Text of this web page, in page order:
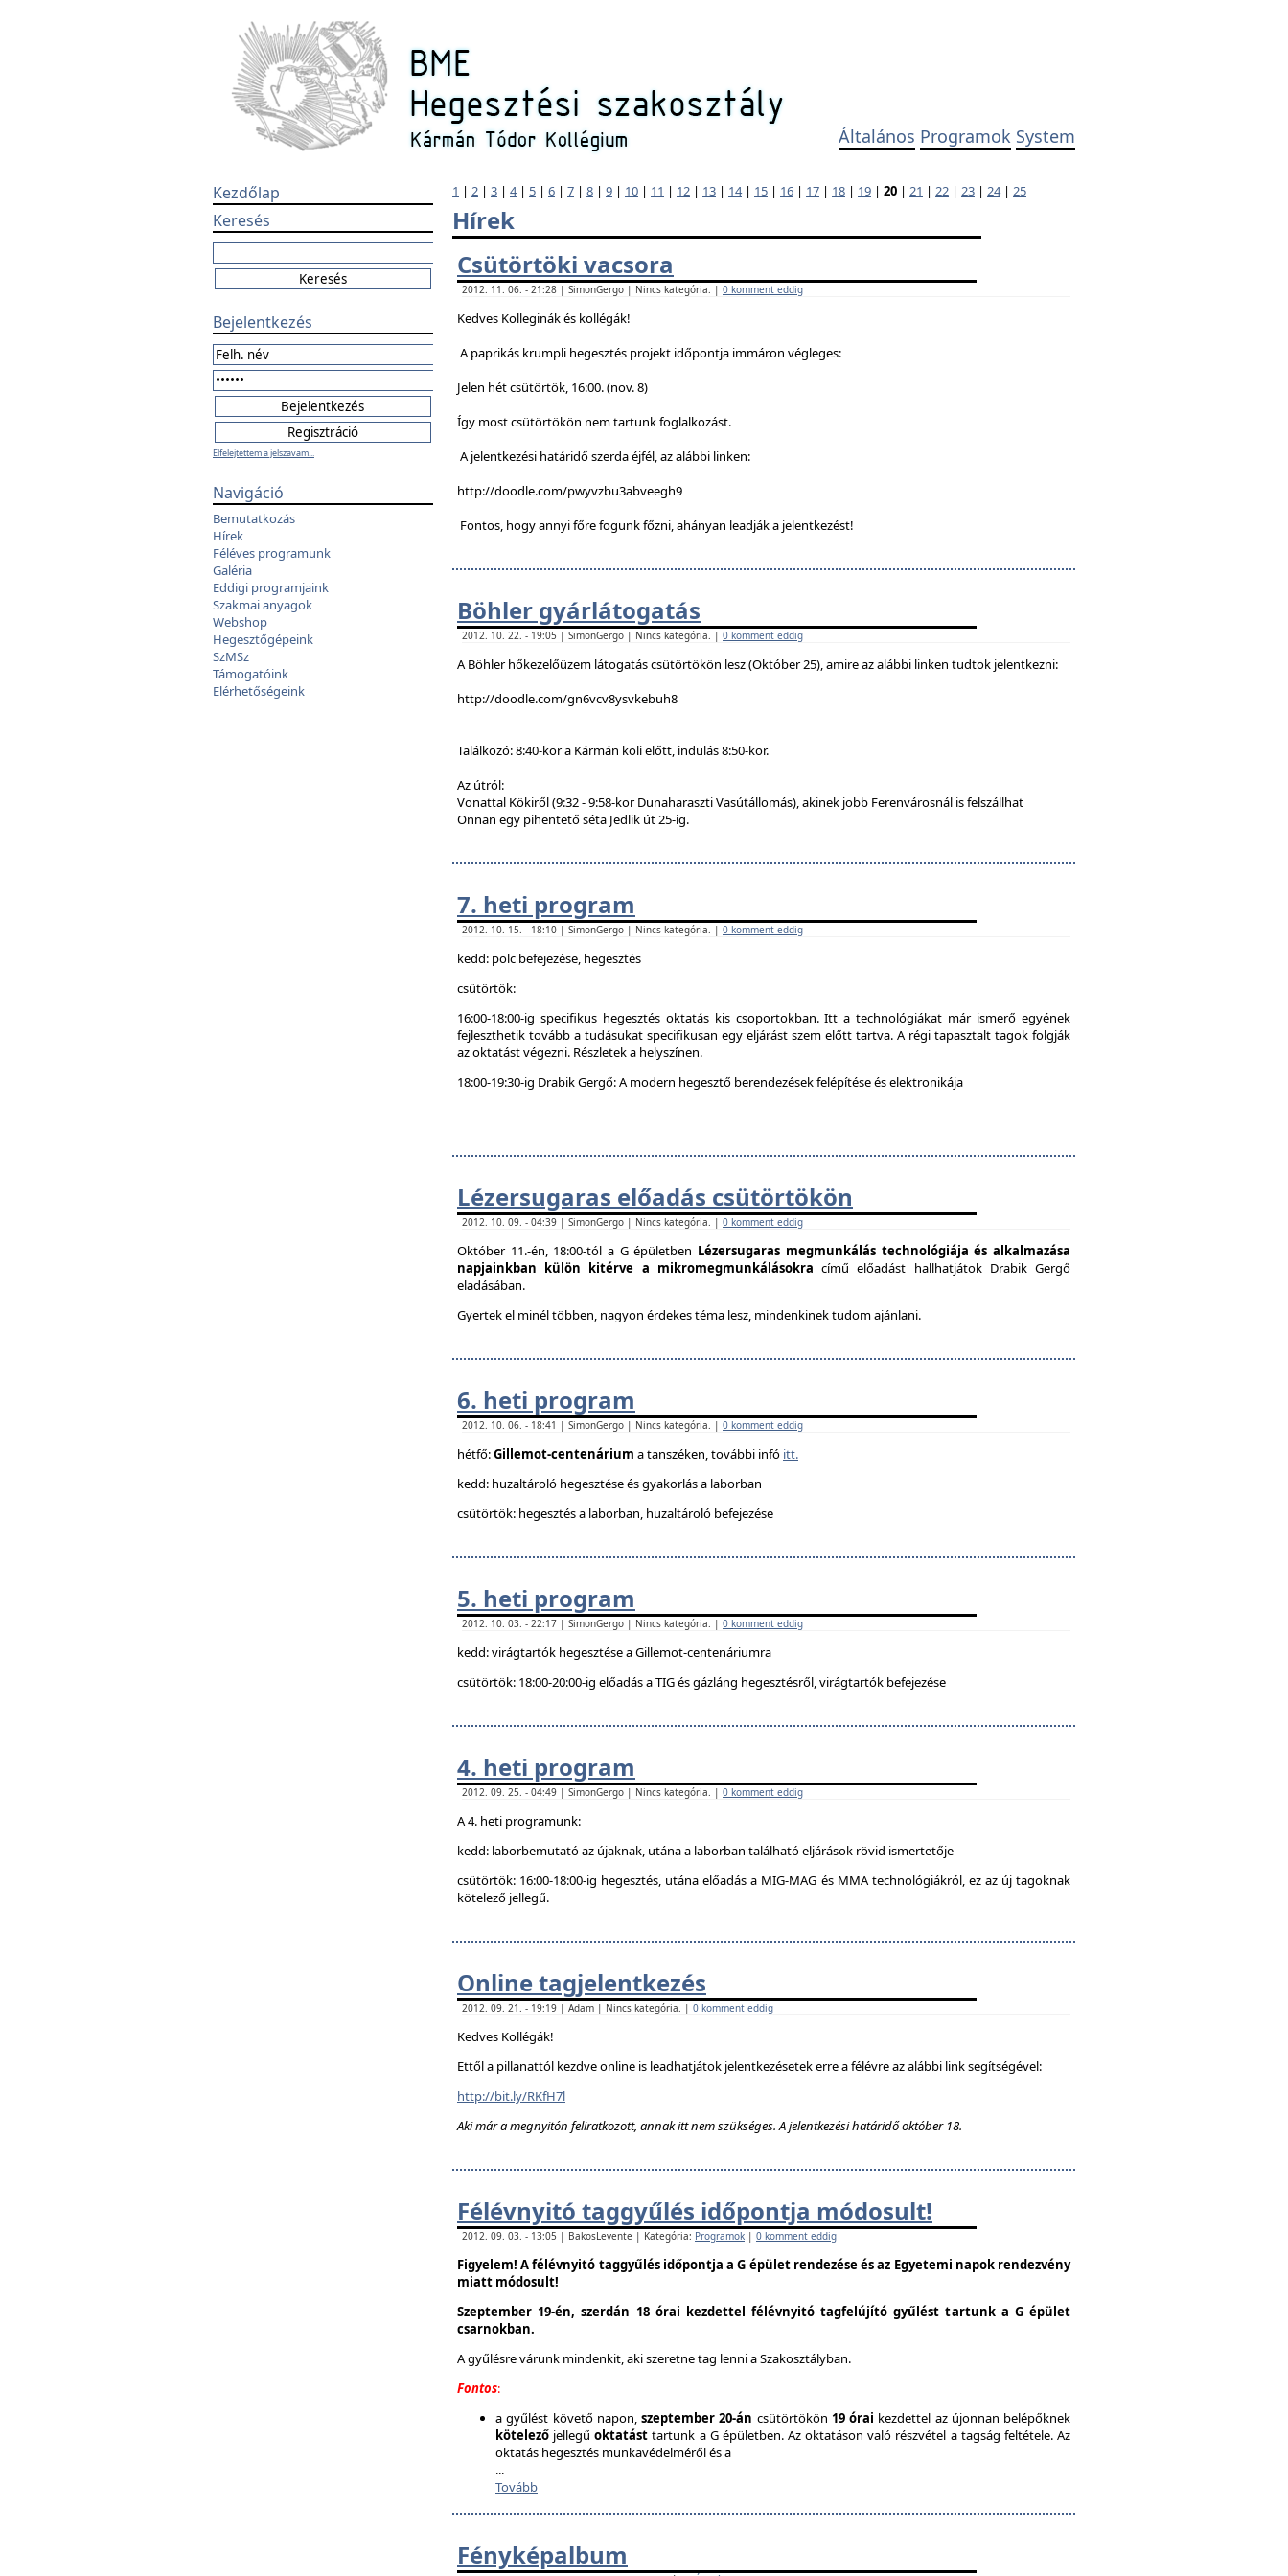
Általános Programok System
Kezdőlap
Keresés
Bejelentkezés
Elfelejtettem a jelszavam...
Navigáció
Bemutatkozás
Hírek
Féléves programunk
Galéria
Eddigi programjaink
Szakmai anyagok
Webshop
Hegesztőgépeink
SzMSz
Támogatóink
Elérhetőségeink
1 | 2 | 3 | 4| 5 | 6 | 7 | 8 | 9 | 10 | 11 | 12 | 13 | 14| 15 | 16 | 17 | 18 | 19 | 20 | 21 | 22 | 23 | 24| 25
Hírek
Csütörtöki vacsora
2012. 11. 06. - 21:28 | SimonGergo | Nincs kategória. | 0 komment eddig
Kedves Kolleginák és kollégák!
A paprikás krumpli hegesztés projekt időpontja immáron végleges:
Jelen hét csütörtök, 16:00. (nov. 8)
Így most csütörtökön nem tartunk foglalkozást.
A jelentkezési határidő szerda éjfél, az alábbi linken:
http://doodle.com/pwyvzbu3abveegh9
Fontos, hogy annyi főre fogunk főzni, ahányan leadják a jelentkezést!
Böhler gyárlátogatás
2012. 10. 22. - 19:05 | SimonGergo | Nincs kategória. | 0 komment eddig
A Böhler hőkezelőüzem látogatás csütörtökön lesz (Október 25), amire az alábbi linken tudtok jelentkezni:
http://doodle.com/gn6vcv8ysvkebuh8
Találkozó: 8:40-kor a Kármán koli előtt, indulás 8:50-kor.
Az útról:
Vonattal Kökiről (9:32 - 9:58-kor Dunaharaszti Vasútállomás), akinek jobb Ferenvárosnál is felszállhat
Onnan egy pihentető séta Jedlik út 25-ig.
7. heti program
2012. 10. 15. - 18:10 | SimonGergo | Nincs kategória. | 0 komment eddig
kedd: polc befejezése, hegesztés
csütörtök:
16:00-18:00-ig specifikus hegesztés oktatás kis csoportokban. Itt a technológiákat már ismerő egyének
fejleszthetik tovább a tudásukat specifikusan egy eljárást szem előtt tartva. A régi tapasztalt tagok folgják
az oktatást végezni. Részletek a helyszínen.
18:00-19:30-ig Drabik Gergő: A modern hegesztő berendezések felépítése és elektronikája
Lézersugaras előadás csütörtökön
2012. 10. 09. - 04:39 | SimonGergo | Nincs kategória. | 0 komment eddig
Október 11.-én, 18:00-tól a G épületben Lézersugaras megmunkálás technológiája és alkalmazása
napjainkban külön kitérve a mikromegmunkálásokracímű előadást hallhatjátok Drabik Gergő
eladásában.
Gyertek el minél többen, nagyon érdekes téma lesz, mindenkinek tudom ajánlani.
6. heti program
2012. 10. 06. - 18:41 | SimonGergo | Nincs kategória. | 0 komment eddig
hétfő:Gillemot-centenárium a tanszéken, további infó itt.
kedd: huzaltároló hegesztése és gyakorlás a laborban
csütörtök: hegesztés a laborban, huzaltároló befejezése
5. heti program
2012. 10. 03. - 22:17 | SimonGergo | Nincs kategória. | 0 komment eddig
kedd: virágtartók hegesztése a Gillemot-centenáriumra
csütörtök: 18:00-20:00-ig előadás a TIG és gázláng hegesztésről, virágtartók befejezése
4. heti program
2012. 09. 25. - 04:49 | SimonGergo | Nincs kategória. | 0 komment eddig
A 4. heti programunk:
kedd: laborbemutató az újaknak, utána a laborban található eljárások rövid ismertetője
csütörtök: 16:00-18:00-ig hegesztés, utána előadás a MIG-MAG és MMA technológiákról, ez az új tagoknak
kötelező jellegű.
Online tagjelentkezés
2012. 09. 21. - 19:19 | Adam | Nincs kategória. | 0 komment eddig
Kedves Kollégák!
Ettől a pillanattól kezdve online is leadhatjátok jelentkezésetek erre a félévre az alábbi link segítségével:
http://bit.ly/RKfH7l
Aki már a megnyitón feliratkozott, annak itt nem szükséges. A jelentkezési határidő október 18.
Félévnyitó taggyűlés időpontja módosult!
2012. 09. 03. - 13:05 | BakosLevente | Kategória: Programok | 0 komment eddig
Figyelem! A félévnyitó taggyűlés időpontja a G épület rendezése és az Egyetemi napok rendezvény
miatt módosult!
Szeptember 19-én, szerdán 18 órai kezdettel félévnyitó tagfelújító gyűlést tartunk a G épület
csarnokban.
A gyűlésre várunk mindenkit, aki szeretne tag lenni a Szakosztályban.
Fontos:
a gyűlést követő napon, szeptember 20-án csütörtökön 19 órai kezdettel az újonnan belépőknek
kötelező jellegűoktatásttartunk a G épületben. Az oktatáson való részvétel a tagság feltétele. Az
oktatás hegesztés munkavédelméről és a
...
Tovább
Fényképalbum